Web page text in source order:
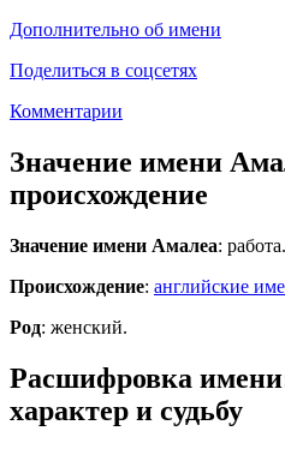
Дополнительно об имени
Поделиться в соцсетях
Комментарии
Значение имени
происхождение
Значение имени Амалеа: работа.
Происхождение: английские
Род: женский.
Расшифровка
характер и судьбу